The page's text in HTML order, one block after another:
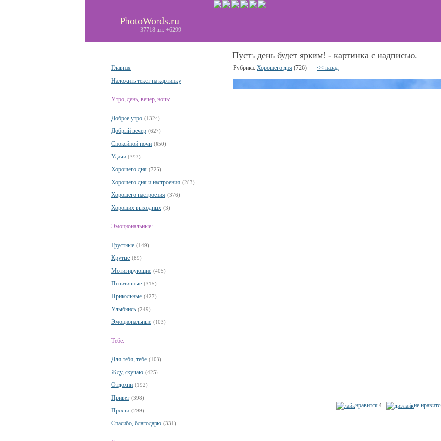
PhotoWords.ru
37718 шт. +6299
Главная
Наложить текст на картинку
Утро, день, вечер, ночь:
Доброе утро (1324)
Добрый вечер (627)
Спокойной ночи (650)
Удачи (392)
Хорошего дня (726)
Хорошего дня и настроения (283)
Хорошего настроения (376)
Хороших выходных (3)
Эмоциональные:
Грустные (149)
Крутые (89)
Мотивирующие (405)
Позитивные (315)
Прикольные (427)
Улыбнись (249)
Эмоциональные (103)
Тебе:
Для тебя, тебе (103)
Жду, скучаю (425)
Отдохни (192)
Привет (398)
Прости (299)
Спасибо, благодарю (331)
Пусть день будет ярким! - картинка с надписью.
Рубрика: Хорошего дня (726) << назад
нравится 4 не